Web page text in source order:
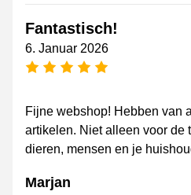
Fantastisch!
6. Januar 2026
Fijne webshop! Hebben van
artikelen. Niet alleen voor de
dieren, mensen en je
Marjan